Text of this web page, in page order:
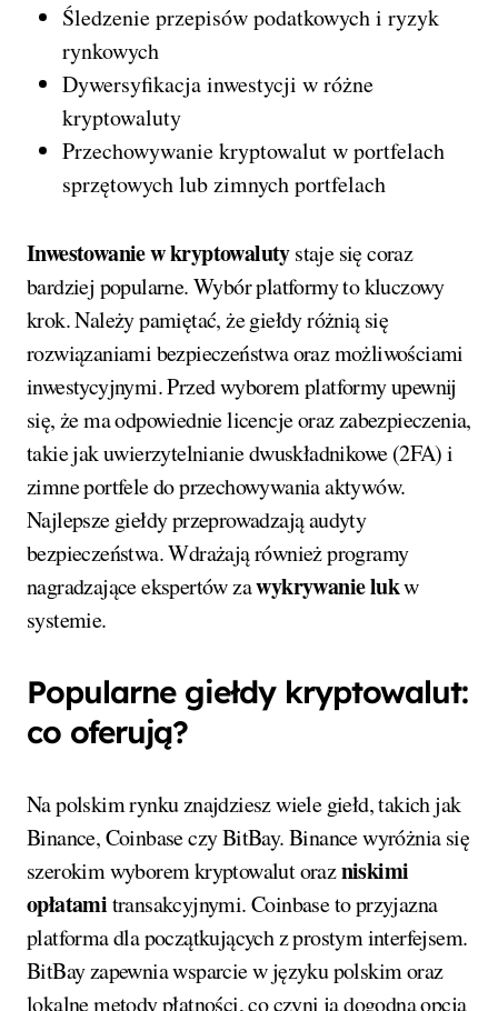
Śledzenie przepisów podatkowych i ryzyk
rynkowych
Dywersyfikacja inwestycji w różne
kryptowaluty
Przechowywanie kryptowalut w portfelach
sprzętowych lub zimnych portfelach
Inwestowanie w kryptowalutystaje się coraz
bardziej popularne. Wybór platformy to kluczowy
krok. Należy pamiętać, że giełdy różnią się
rozwiązaniami bezpieczeństwa oraz możliwościami
inwestycyjnymi. Przed wyborem platformy upewnij
się, że ma odpowiednie licencje oraz zabezpieczenia,
takie jak uwierzytelnianie dwuskładnikowe (2FA) i
zimne portfele do przechowywania aktywów.
Najlepsze giełdy przeprowadzają audyty
bezpieczeństwa. Wdrażają również programy
nagradzające ekspertów zawykrywanie lukw
systemie.
Popularne giełdy kryptowalut:
co oferują?
Na polskim rynku znajdziesz wiele giełd, takich jak
Binance, Coinbase czy BitBay. Binance wyróżnia się
szerokim wyborem kryptowalut orazniskimi
opłatamitransakcyjnymi. Coinbase to przyjazna
platforma dla początkujących z prostym interfejsem.
BitBay zapewnia wsparcie w języku polskim oraz
lokalne metody płatności, co czyni ją dogodną opcją